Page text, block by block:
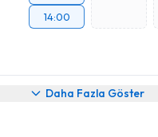
14:00
Daha Fazla Göster